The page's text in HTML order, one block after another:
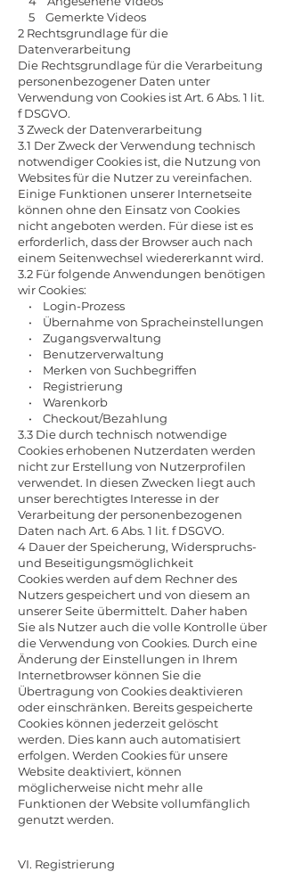
5 Gemerkte Videos
2 Rechtsgrundlage für die
Datenverarbeitung
Die Rechtsgrundlage für die Verarbeitung
personenbezogener Daten unter
Verwendung von Cookies ist Art. 6 Abs. 1 lit.
f DSGVO.
3 Zweck der Datenverarbeitung
3.1 Der Zweck der Verwendung technisch
notwendiger Cookies ist, die Nutzung von
Websites für die Nutzer zu vereinfachen.
Einige Funktionen unserer Internetseite
können ohne den Einsatz von Cookies
nicht angeboten werden. Für diese ist es
erforderlich, dass der Browser auch nach
einem Seitenwechsel wiedererkannt wird.
3.2 Für folgende Anwendungen benötigen
wir Cookies:
• Login-Prozess
• Übernahme von Spracheinstellungen
• Zugangsverwaltung
• Benutzerverwaltung
• Merken von Suchbegriffen
• Registrierung
• Warenkorb
• Checkout/Bezahlung
3.3 Die durch technisch notwendige
Cookies erhobenen Nutzerdaten werden
nicht zur Erstellung von Nutzerprofilen
verwendet. In diesen Zwecken liegt auch
unser berechtigtes Interesse in der
Verarbeitung der personenbezogenen
Daten nach Art. 6 Abs. 1 lit. f DSGVO.
4 Dauer der Speicherung, Widerspruchs-
und Beseitigungsmöglichkeit
Cookies werden auf dem Rechner des
Nutzers gespeichert und von diesem an
unserer Seite übermittelt. Daher haben
Sie als Nutzer auch die volle Kontrolle über
die Verwendung von Cookies. Durch eine
Änderung der Einstellungen in Ihrem
Internetbrowser können Sie die
Übertragung von Cookies deaktivieren
oder einschränken. Bereits gespeicherte
Cookies können jederzeit gelöscht
werden. Dies kann auch automatisiert
erfolgen. Werden Cookies für unsere
Website deaktiviert, können
möglicherweise nicht mehr alle
Funktionen der Website vollumfänglich
genutzt werden.
VI. Registrierung